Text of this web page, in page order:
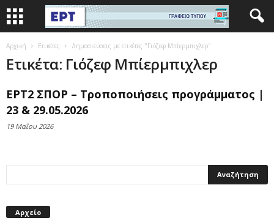
Αρχική Ετικέτες Δημοσιεύσεις με ετικέτες "Γιόζεφ Μπίερμπιχλερ"
Ετικέτα: Γιόζεφ Μπίερμπιχλερ
ΕΡΤ2 ΣΠΟΡ – Τροποποιήσεις προγράμματος |
23 & 29.05.2026
19 Μαΐου 2026
Αρχείο